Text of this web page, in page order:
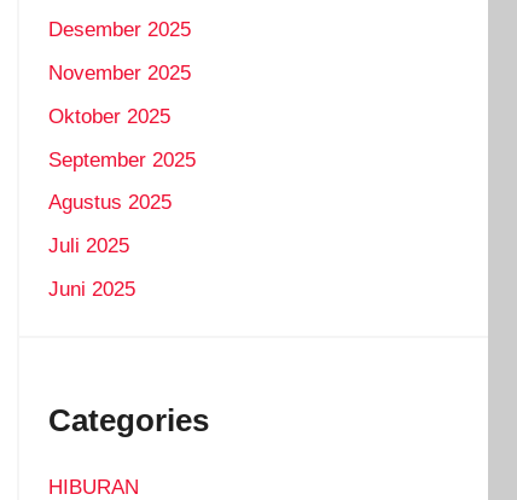
Desember 2025
November 2025
Oktober 2025
September 2025
Agustus 2025
Juli 2025
Juni 2025
Categories
HIBURAN